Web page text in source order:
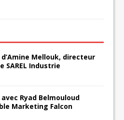
Mellouk, directeur
SAREL Industrie
Ryad Belmouloud
Marketing Falcon